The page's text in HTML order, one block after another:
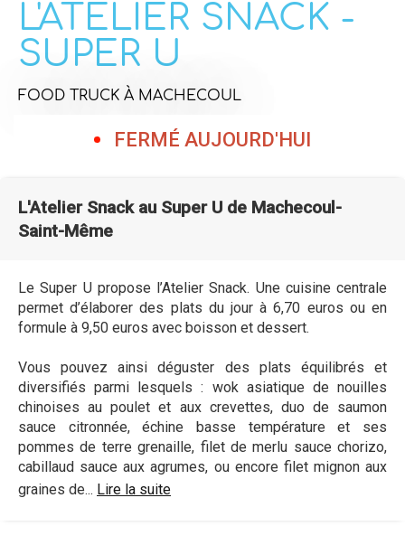
L'ATELIER SNACK -
SUPER U
FOOD TRUCK À MACHECOUL
FERMÉ AUJOURD'HUI
L'Atelier Snack au Super U de Machecoul-
Saint-Même
Le Super U propose l’Atelier Snack. Une cuisine centrale
permet d’élaborer des plats du jour à 6,70 euros ou en
formule à 9,50 euros avec boisson et dessert.
Vous pouvez ainsi déguster des plats équilibrés et
diversifiés parmi lesquels : wok asiatique de nouilles
chinoises au poulet et aux crevettes, duo de saumon
sauce citronnée, échine basse température et ses
pommes de terre grenaille, filet de merlu sauce chorizo,
cabillaud sauce aux agrumes, ou encore filet mignon aux
graines de... Lire la suite